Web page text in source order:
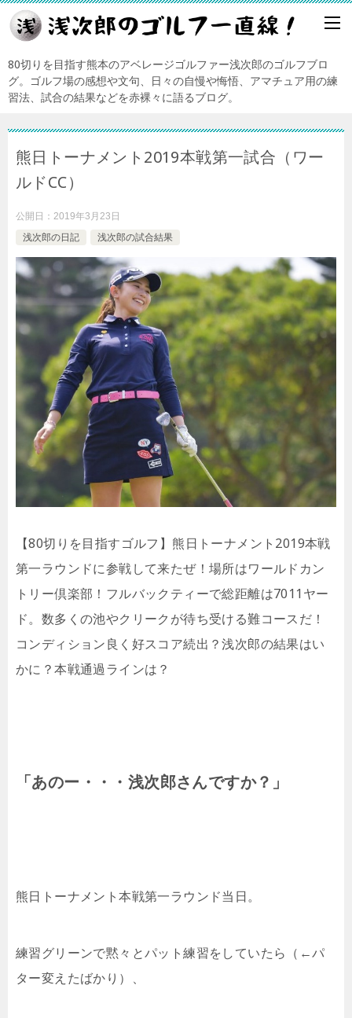
80切りを目指す熊本のアベレージゴルファー浅次郎のゴルフブロ
グ。ゴルフ場の感想や文句、日々の自慢や悔悟、アマチュア用の練
習法、試合の結果などを赤裸々に語るブログ。
熊日トーナメント2019本戦第一試合（ワー
ルドCC）
公開日： 2019年3月23日
浅次郎の日記
浅次郎の試合結果
【80切りを目指すゴルフ】熊日トーナメント2019本戦
第一ラウンドに参戦して来たぜ！場所はワールドカン
トリー倶楽部！フルバックティーで総距離は7011ヤー
ド。数多くの池やクリークが待ち受ける難コースだ！
コンディション良く好スコア続出？浅次郎の結果はい
かに？本戦通過ラインは？
「あのー・・・浅次郎さんですか？」
熊日トーナメント本戦第一ラウンド当日。
練習グリーンで黙々とパット練習をしていたら（←パ
ター変えたばかり）、